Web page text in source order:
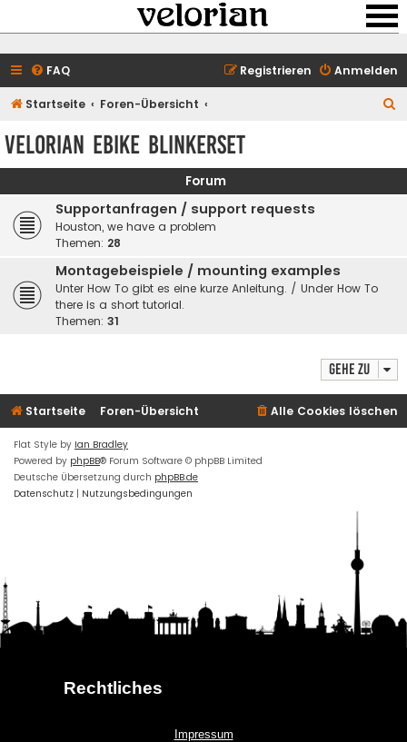
FAQ Anmelden
Registrieren
Startseite Foren-Übersicht
e
velorian ebike Blinkerset
Forum
Supportanfragen / support requests
Houston, we have a problem
Themen: 28
Montagebeispiele / mounting examples
Unter How To gibt es eine kurze Anleitung. / Under How To
there is a short tutorial.
Themen: 31
Gehe zu
Startseite Foren-Übersicht Alle Cookies löschen
Flat Style by Ian Bradley
Powered by phpBB® Forum Software © phpBB Limited
Deutsche Übersetzung durch phpBB.de
Datenschutz | Nutzungsbedingungen
Rechtliches
Impressum